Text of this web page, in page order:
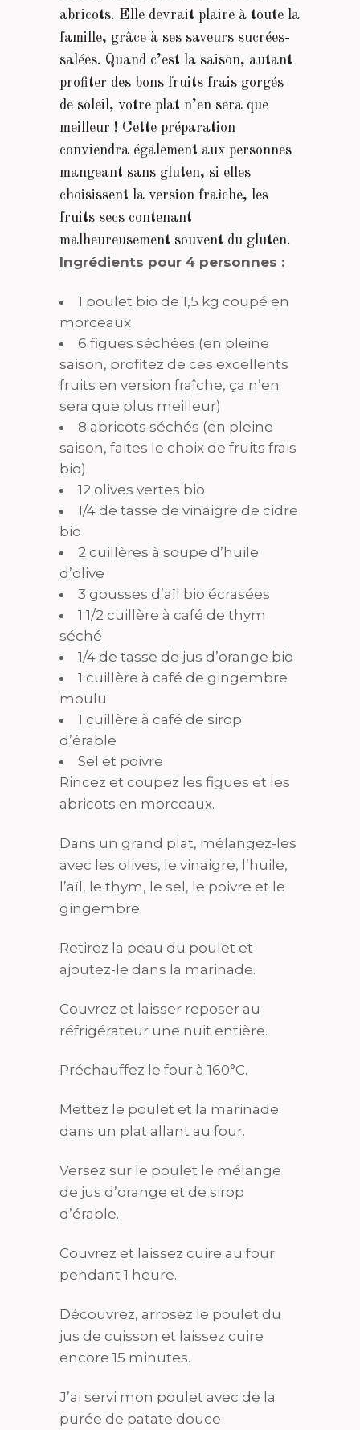
abricots. Elle devrait plaire à toute la
famille, grâce à ses saveurs sucrées-
salées. Quand c’est la saison, autant
profiter des bons fruits frais gorgés
de soleil, votre plat n’en sera que
meilleur ! Cette préparation
conviendra également aux personnes
mangeant sans gluten, si elles
choisissent la version fraîche, les
fruits secs contenant
malheureusement souvent du gluten.
Ingrédients pour 4 personnes :
1 poulet bio de 1,5 kg coupé en
morceaux
6 figues séchées (en pleine
saison, profitez de ces excellents
fruits en version fraîche, ça n’en
sera que plus meilleur)
8 abricots séchés (en pleine
saison, faites le choix de fruits frais
bio)
12 olives vertes bio
1/4 de tasse de vinaigre de cidre
bio
2 cuillères à soupe d’huile
d’olive
3 gousses d’aïl bio écrasées
1 1/2 cuillère à café de thym
séché
1/4 de tasse de jus d’orange bio
1 cuillère à café de gingembre
moulu
1 cuillère à café de sirop
d’érable
Sel et poivre
Rincez et coupez les figues et les
abricots en morceaux.
Dans un grand plat, mélangez-les
avec les olives, le vinaigre, l’huile,
l’aïl, le thym, le sel, le poivre et le
gingembre.
Retirez la peau du poulet et
ajoutez-le dans la marinade.
Couvrez et laisser reposer au
réfrigérateur une nuit entière.
Préchauffez le four à 160°C.
Mettez le poulet et la marinade
dans un plat allant au four.
Versez sur le poulet le mélange
de jus d’orange et de sirop
d’érable.
Couvrez et laissez cuire au four
pendant 1 heure.
Découvrez, arrosez le poulet du
jus de cuisson et laissez cuire
encore 15 minutes.
J’ai servi mon poulet avec de la
purée de patate douce